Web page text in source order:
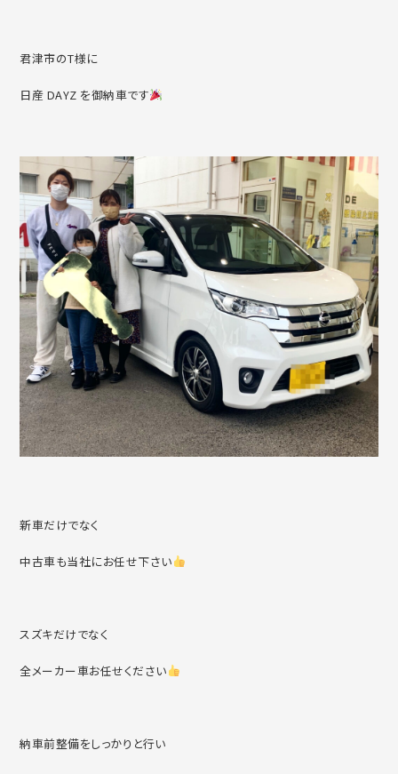
君津市のT様に
日産 DAYZ を御納車です
新車だけでなく
中古車も当社にお任せ下さい
スズキだけでなく
全メーカー車お任せください
納車前整備をしっかりと行い